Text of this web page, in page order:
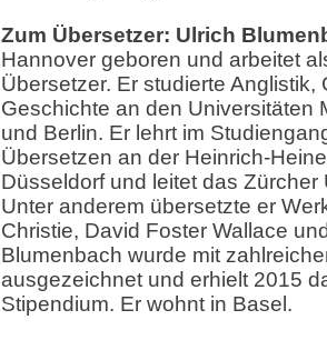
Zum Übersetzer: Ulrich
Hannover geboren und arbeitet
Übersetzer. Er studierte Anglistik,
Geschichte an den Universitäten
und Berlin. Er lehrt im
Übersetzen an der Heinrich-
Düsseldorf und leitet das Zürcher
Unter anderem übersetzte er
Christie, David Foster Wallace
Blumenbach wurde mit
ausgezeichnet und erhielt 2015
Stipendium. Er wohnt in Basel.